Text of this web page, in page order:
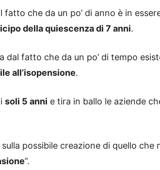
che da un po’ di anno è in
della quiescenza di 7 anni.
dal fatto che da un po’ di tempo
all’isopensione.
soli 5 anni e tira in ballo le aziende
possibile creazione di quello che
”.